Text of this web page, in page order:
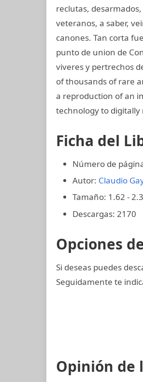
reclutas,
veteranos, a saber,
canones. Tan corta
punto de union de
viveres y pertrechos
of thousands of rare
a reproduction of an
technology to
Ficha del
Número de
Autor: Claudio
Tamaño: 1.62 -
Descargas: 2170
Opciones
Si deseas puedes
Seguidamente te
Opinión de